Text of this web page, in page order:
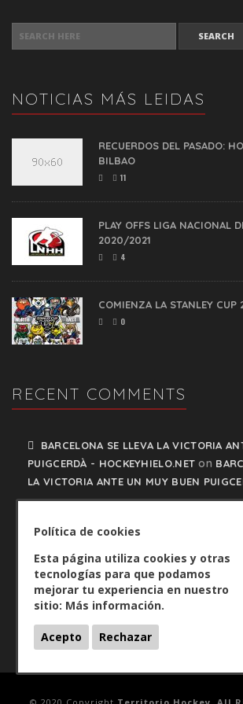
NOTICIAS MÁS LEIDAS
RECUERDOS DEL PASADO:
BILBAO
11
PLAY OFFS LIGA NACIONAL
2020/2021
4
COMIENZA LA STANLEY CUP
0
RECENT COMMENTS
BARCELONA SE LLEVA LA VICTORIA
PUIGCERDÀ - HOCKEYHIELO.NET on
LA VICTORIA ANTE UN MUY BUEN
TXURI URDIN Y JACA NO PISAN EL
CARRERA POR EL LIDERATO -
URDIN Y JACA NO PISAN EL FRENO EN
LIDERATO
PLAY OFFS LIGA IBERDROLA DE
- HOCKEYHIELO.NETonPLAY OFFS LIGA
Política de cookies
Esta página utiliza cookies y otras
tecnologías para que podamos
mejorar tu experiencia en nuestro
sitio: Más información.
Acepto Rechazar